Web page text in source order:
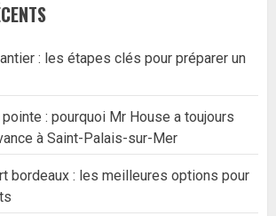
: les étapes clés pour préparer un
: pourquoi Mr House a toujours
à Saint-Palais-sur-Mer
bordeaux : les meilleures options pour